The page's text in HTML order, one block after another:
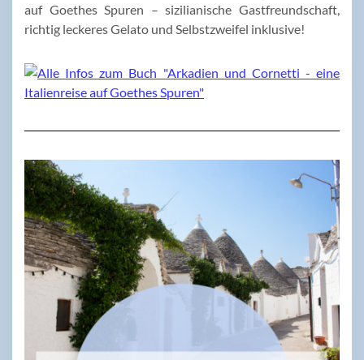
auf Goethes Spuren – sizilianische Gastfreundschaft,
richtig leckeres Gelato und Selbstzweifel inklusive!